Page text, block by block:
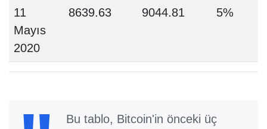
11
Mayıs
2020
8639.63 9044.81 5%
Bu tablo, Bitcoin'in önceki üç